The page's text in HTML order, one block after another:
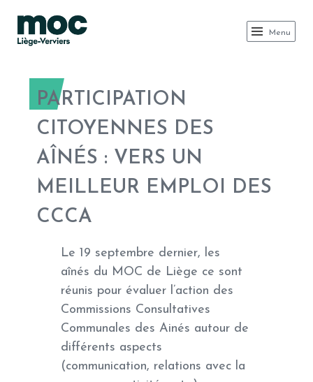
MOC LIÈGE
Menu
PARTICIPATION
CITOYENNES DES
AÎNÉS : VERS UN
MEILLEUR EMPLOI DES
CCCA
Le 19 septembre dernier, les
aînés du MOC de Liège ce sont
réunis pour évaluer l’action des
Commissions Consultatives
Communales des Ainés autour de
différents aspects
(communication, relations avec la